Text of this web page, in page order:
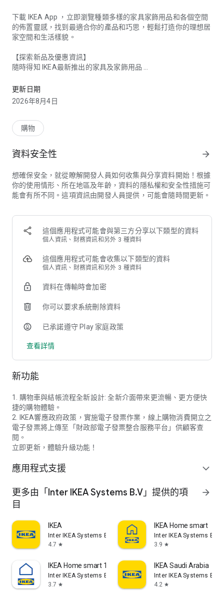
下載 IKEA App ，立即瀏覽種類多樣的家具家飾用品和各個空間
的佈置靈感，找到最適合你的產品和巧思，輕鬆打造你的理想居
家空間和生活樣貌。
【探索新品及優惠資訊】
隨時得知 IKEA最新推出的家具及家飾用品
【全方位的便利購物體驗】
輕鬆使用：盡情搜尋及探索各式各樣居家用品詳情
資訊和各店庫存數量
便利購物：在店內掃描產品條碼後，立即將產品加入APP購物
全方位服務：訂購產品可選擇送貨到家或到店自取貨服務
優惠活動，也可瀏覽歷史訂購記錄。
【居家佈置靈感隨手翻】
居家空間。
【加入我的最愛方便找】
到喜愛的產品並輕鬆完成購物流程及安排運送方式。
更新日期
2026年8月4日
購物
資料安全性 arrow_forward
想確保安全，就從瞭解開發人員如何收集與分享資料開始！根據
你的使用情形、所在地區及年齡，資料的隱私權和安全性措施可
能會有所不同。這項資訊由開發人員提供，可能會隨時間更新。
這個應用程式可能會與第三方分享以下類型的資料
個人資訊、財務資訊和另外 3 種資料
這個應用程式可能會收集以下類型的資料
個人資訊、財務資訊和另外 3 種資料
資料在傳輸時會加密
你可以要求系統刪除資料
已承諾遵守 Play 家庭政策
查看詳情
新功能
1. 購物車與結帳流程全新設計: 全新介面帶來更流暢、更方便快
捷的購物體驗。
2. IKEA響應政府政策，實施電子發票作業，線上購物消費開立之
電子發票將上傳至「財政部電子發票整合服務平台」供顧客查
閱。
立即更新，體驗升級功能！
應用程式支援 expand_more
更多由「Inter IKEA Systems B.V」提供的項
目
arrow_forward
IKEA
Inter IKEA Systems B.V
4.7 star
IKEA Home smart
Inter IKEA Systems B.V
3.9 star
IKEA Home smart 1
Inter IKEA Systems B.V
3.7 star
IKEA Saudi Arabia
Inter IKEA Systems B.V
4.2 star